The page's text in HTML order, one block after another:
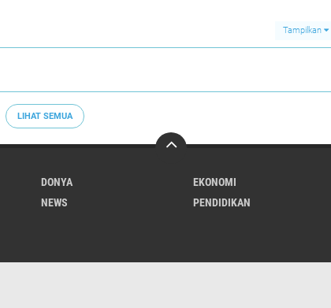
Tampilkan
LIHAT SEMUA
DONYA
EKONOMI
NEWS
PENDIDIKAN